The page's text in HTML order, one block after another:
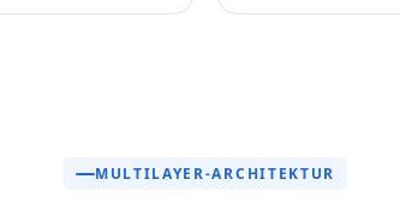
MULTILAYER-ARCHITEKTUR